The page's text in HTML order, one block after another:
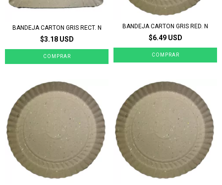
BANDEJA CARTON GRIS RECT. N
$3.18 USD
BANDEJA CARTON GRIS RED. N
$6.49 USD